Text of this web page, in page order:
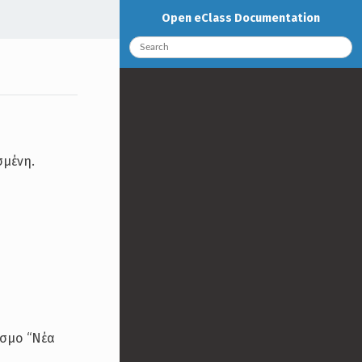
“Νέα
Open eClass Documentation